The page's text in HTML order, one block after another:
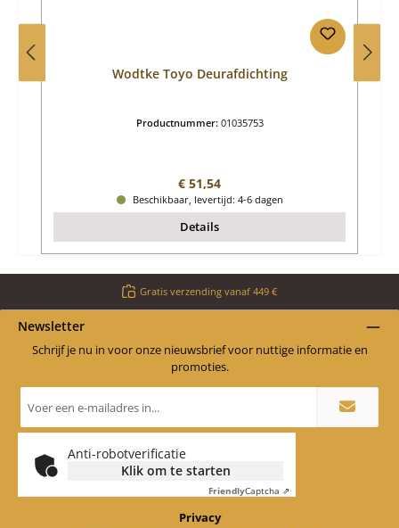
Wodtke Toyo Deurafdichting
Productnummer: 01035753
Normale prijs:
€ 51,54
Beschikbaar, levertijd: 4-6 dagen
Details
Gratis verzending vanaf 449 €
Newsletter
Schrijf je nu in voor onze nieuwsbrief voor nuttige informatie en
promoties.
mailadres
*
Anti-robotverificatie
Klik om te starten
FriendlyCaptcha ⇗
Privacy